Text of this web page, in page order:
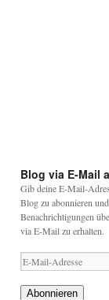
attenborough
Blog via E-Mail
Gib deine E-Mail-
Blog zu abonnieren und
Benachrichtigungen
via E-Mail zu erhalten.
E-
Mail-
Adresse
Abonnieren